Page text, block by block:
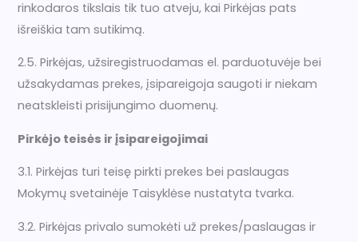
rinkodaros tikslais tik tuo atveju, kai Pirkėjas pats
išreiškia tam sutikimą.
2.5. Pirkėjas, užsiregistruodamas el. parduotuvėje bei
užsakydamas prekes, įsipareigoja saugoti ir niekam
neatskleisti prisijungimo duomenų.
Pirkėjo teisės ir įsipareigojimai
3.1. Pirkėjas turi teisę pirkti prekes bei paslaugas
Mokymų svetainėje Taisyklėse nustatyta tvarka.
3.2. Pirkėjas privalo sumokėti už prekes/paslaugas ir